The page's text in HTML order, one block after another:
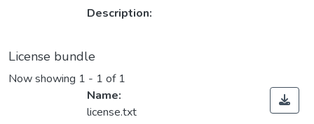
Description:
License bundle
Now showing 1 - 1 of 1
Name:
license.txt